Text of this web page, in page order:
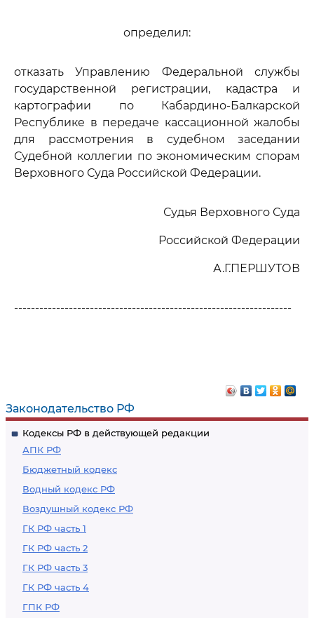
Законодательство РФ
Кодексы РФ в действующей редакции
АПК РФ
Бюджетный кодекс
Водный кодекс РФ
Воздушный кодекс РФ
ГК РФ часть 1
ГК РФ часть 2
ГК РФ часть 3
ГК РФ часть 4
ГПК РФ
определил:
отказать Управлению Федеральной службы
государственной регистрации, кадастра и
картографии по Кабардино-Балкарской
Республике в передаче кассационной жалобы
для рассмотрения в судебном заседании
Судебной коллегии по экономическим спорам
Верховного Суда Российской Федерации.
Судья Верховного Суда
Российской Федерации
А.Г.ПЕРШУТОВ
------------------------------------------------------------------